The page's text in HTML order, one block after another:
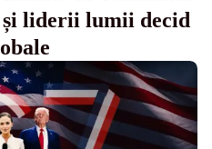
liderii lumii decid